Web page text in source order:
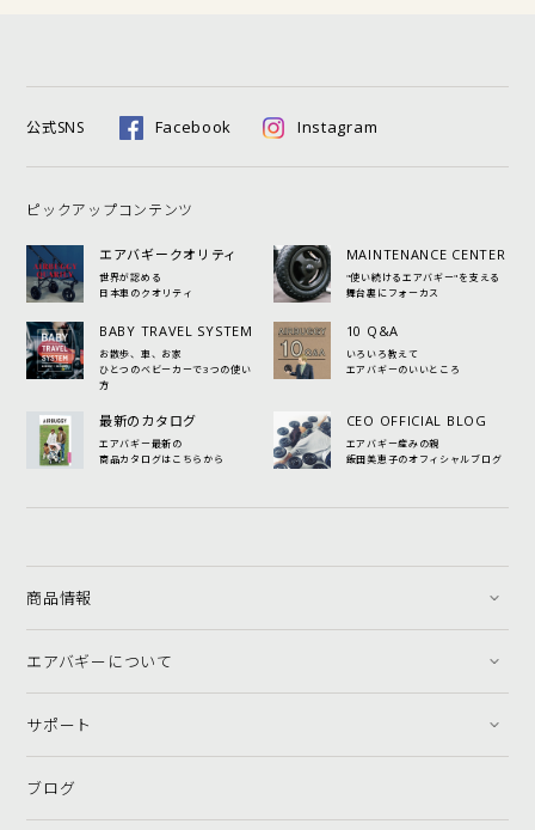
公式SNS Facebook Instagram
ピックアップコンテンツ
エアバギークオリティ
世界が認める
日本車のクオリティ
MAINTENANCE CENTER
"使い続けるエアバギー"を支える
舞台裏にフォーカス
BABY TRAVEL SYSTEM
お散歩、車、お家
ひとつのベビーカーで3つの使い
方
10 Q&A
いろいろ教えて
エアバギーのいいところ
最新のカタログ
エアバギー最新の
商品カタログはこちらから
CEO OFFICIAL BLOG
エアバギー産みの親
飯田美恵子のオフィシャルブログ
商品情報
エアバギーについて
サポート
ブログ